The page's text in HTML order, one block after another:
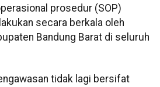
prosedur (SOP)
secara berkala oleh
Bandung Barat di seluruh
tidak lagi bersifat